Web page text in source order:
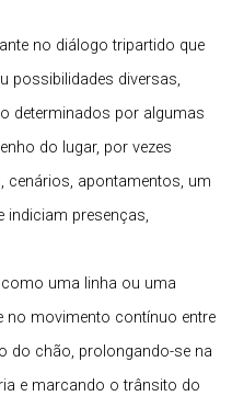
no diálogo tripartido que
possibilidades diversas,
determinados por algumas
do lugar, por vezes
cenários, apontamentos, um
indiciam presenças,
uma linha ou uma
no movimento contínuo entre
do chão, prolongando-se na
e marcando o trânsito do